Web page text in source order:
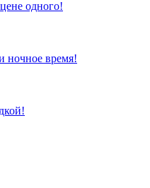
одного!
ночное время!